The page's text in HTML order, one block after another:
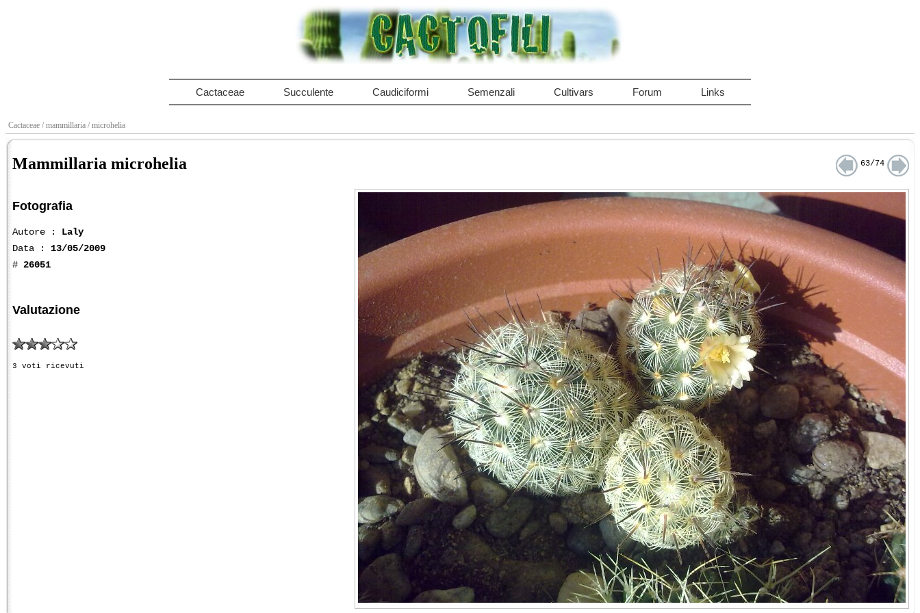
Cactaceae Succulente Caudiciformi Semenzali Cultivars Forum Links
Cactaceae / mammillaria / microhelia
Mammillaria microhelia 63/74
Fotografia
Autore : Laly
Data : 13/05/2009
# 26051
Valutazione
3 voti ricevuti